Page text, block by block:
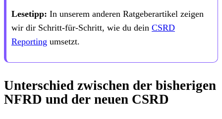
Lesetipp: In unserem anderen Ratgeberartikel zeigen
wir dir Schritt-für-Schritt, wie du dein CSRD
Reporting umsetzt.
Unterschied zwischen der bisherigen
NFRD und der neuen CSRD